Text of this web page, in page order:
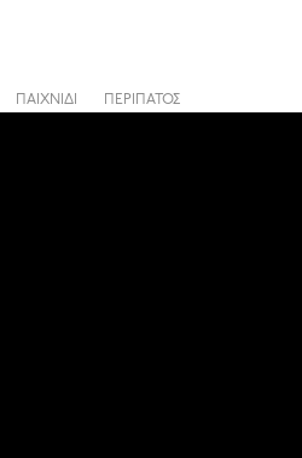
ΠΑΙΧΝΙΔΙ ΠΕΡΙΠΑΤΟΣ